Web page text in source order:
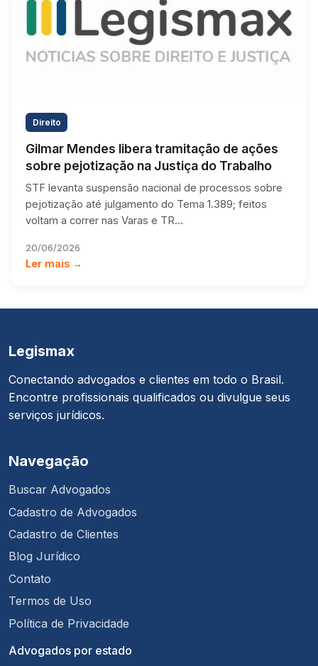
Direito
Gilmar Mendes libera tramitação de ações
sobre pejotização na Justiça do Trabalho
STF levanta suspensão nacional de processos sobre
pejotização até julgamento do Tema 1.389; feitos
voltam a correr nas Varas e TR…
20/06/2026
Ler mais →
Legismax
Conectando advogados e clientes em todo o Brasil.
Encontre profissionais qualificados ou divulgue seus
serviços jurídicos.
Navegação
Buscar Advogados
Cadastro de Advogados
Cadastro de Clientes
Blog Jurídico
Contato
Termos de Uso
Política de Privacidade
Advogados por estado